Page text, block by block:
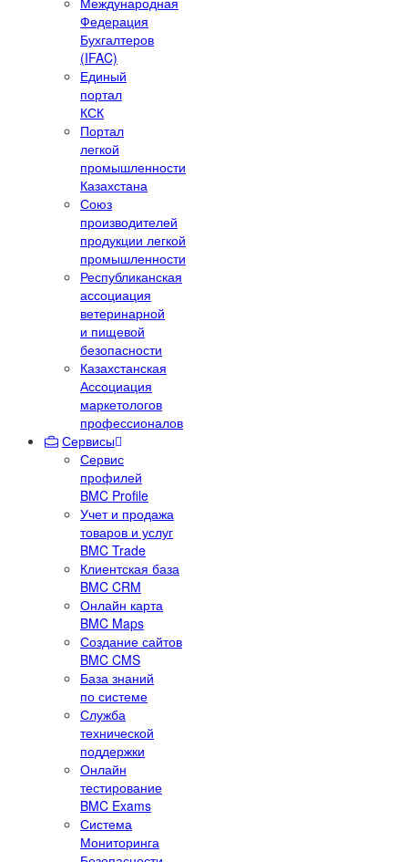
Федерация
Бухгалтеров
(IFAC)
Единый
портал
КСК
Портал
легкой
промышленности
Казахстана
Союз
производителей
продукции легкой
промышленности
Республиканская
ассоциация
ветеринарной
и пищевой
безопасности
Казахстанская
Ассоциация
маркетологов
профессионалов
Сервисы
Сервис
профилей
BMC Profile
Учет и продажа
товаров и услуг
BMC Trade
Клиентская база
BMC CRM
Онлайн карта
BMC Maps
Создание сайтов
BMC CMS
База знаний
по системе
Служба
технической
поддержки
Онлайн
тестирование
BMC Exams
Система
Мониторинга